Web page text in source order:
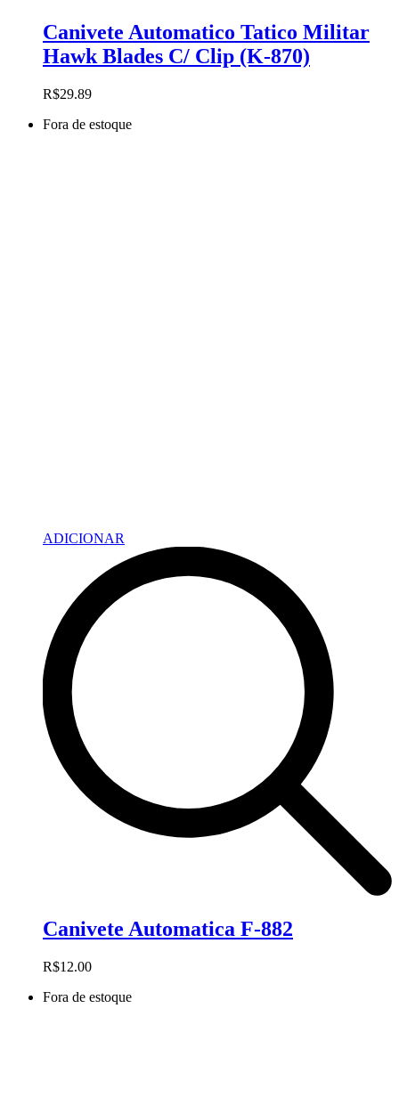
Canivete Automatico Tatico Militar
Hawk Blades C/ Clip (K-870)
R$29.89
Fora de estoque
ADICIONAR
Canivete Automatica F-882
R$12.00
Fora de estoque